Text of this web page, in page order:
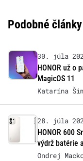
Podobné články
30. júla
HONOR už o
MagicOS 11
Katarína
28. júla
HONOR 600
výdrž batérie
Ondrej